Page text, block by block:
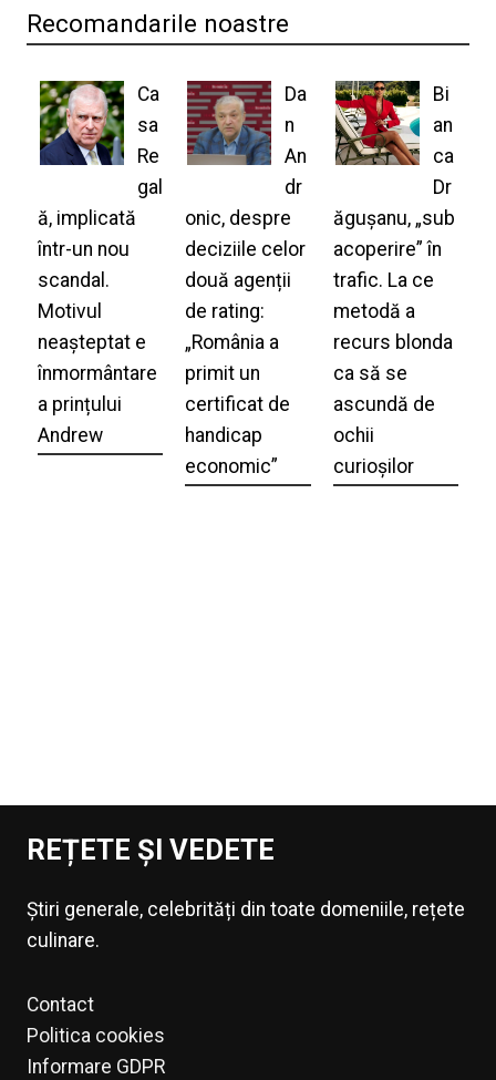
Recomandarile noastre
Ca
sa
Re
gal
ă, implicată
într-un nou
scandal.
Motivul
neașteptat e
înmormântare
a prințului
Andrew
Da
n
An
dr
onic, despre
deciziile celor
două agenții
de rating:
„România a
primit un
certificat de
handicap
economic”
Bi
an
ca
Dr
ăgușanu, „sub
acoperire” în
trafic. La ce
metodă a
recurs blonda
ca să se
ascundă de
ochii
curioșilor
REȚETE ȘI VEDETE
Știri generale, celebrități din toate domeniile, rețete
culinare.
Contact
Politica cookies
Informare GDPR